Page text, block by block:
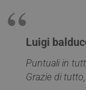
Luigi
Puntuali in
Grazie di